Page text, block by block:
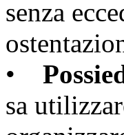
senza
•
sa